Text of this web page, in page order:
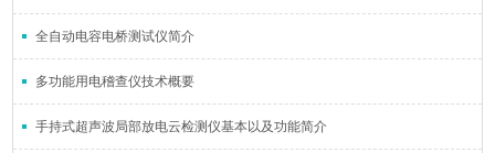
全自动电容电桥测试仪简介
多功能用电稽查仪技术概要
手持式超声波局部放电云检测仪基本以及功能简介